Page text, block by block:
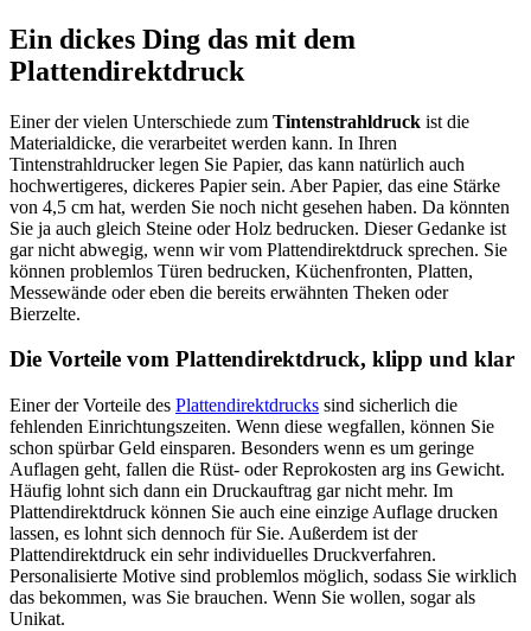
Ein dickes Ding das mit dem
Plattendirektdruck
Einer der vielen Unterschiede zum Tintenstrahldruck ist die
Materialdicke, die verarbeitet werden kann. In Ihren
Tintenstrahldrucker legen Sie Papier, das kann natürlich auch
hochwertigeres, dickeres Papier sein. Aber Papier, das eine Stärke
von 4,5 cm hat, werden Sie noch nicht gesehen haben. Da könnten
Sie ja auch gleich Steine oder Holz bedrucken. Dieser Gedanke ist
gar nicht abwegig, wenn wir vom Plattendirektdruck sprechen. Sie
können problemlos Türen bedrucken, Küchenfronten, Platten,
Messewände oder eben die bereits erwähnten Theken oder
Bierzelte.
Die Vorteile vom Plattendirektdruck, klipp und klar
Einer der Vorteile des Plattendirektdrucks sind sicherlich die
fehlenden Einrichtungszeiten. Wenn diese wegfallen, können Sie
schon spürbar Geld einsparen. Besonders wenn es um geringe
Auflagen geht, fallen die Rüst- oder Reprokosten arg ins Gewicht.
Häufig lohnt sich dann ein Druckauftrag gar nicht mehr. Im
Plattendirektdruck können Sie auch eine einzige Auflage drucken
lassen, es lohnt sich dennoch für Sie. Außerdem ist der
Plattendirektdruck ein sehr individuelles Druckverfahren.
Personalisierte Motive sind problemlos möglich, sodass Sie wirklich
das bekommen, was Sie brauchen. Wenn Sie wollen, sogar als
Unikat.